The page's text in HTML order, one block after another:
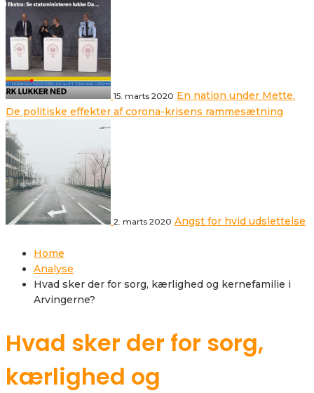
15. marts 2020 En nation under Mette.
De politiske effekter af corona-krisens rammesætning
2. marts 2020 Angst for hvid udslettelse
Home
Analyse
Hvad sker der for sorg, kærlighed og kernefamilie i
Arvingerne?
Hvad sker der for sorg,
kærlighed og